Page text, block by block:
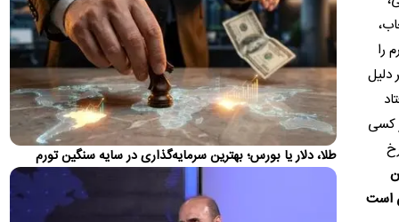
را
کسی
است
رئیس‌جمهور ترکیه و شهباز شریف، نخست‌وزیر پاکستان، پس از
امضای «توافق…
یک فاجعه دیگر؛ شاید پنجره استقلال باز نشده بسته
شود!
باشگاه استقلال باید خیلی زود طلب بازیکن بوسنیایی را پرداخت کند.
بازار اکستنشن؛ چرا آگهی‌های «فروش مو» بیشتر شده
است؟
با کاهش قدرت خرید، موهای طبیعی دختران و زنان جوان به کالایی
ارزشمند برای صادرات و صنایع زیبایی تبدیل شده است؛ تجارتی…
طلا، دلار یا بورس؛ بهترین سرمایه‌گذاری در سایه سنگین تورم